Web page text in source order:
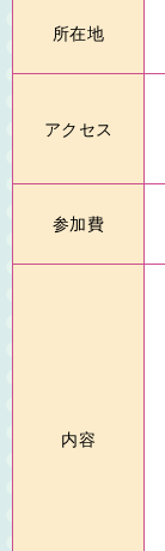
所在地
アクセス
参加費
内容